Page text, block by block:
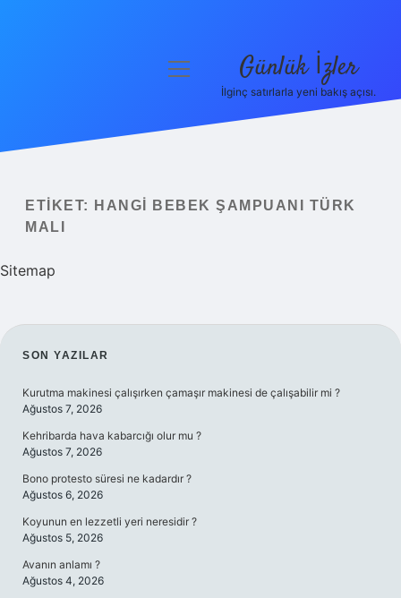
Yasal Uyarı
menüyü
Günlük İzler
İlginç satırlarla yeni bakış açısı.
ETIKET:
HANGI BEBEK ŞAMPUANI TÜRK
MALI
Sitemap
SIDEBAR
SON YAZILAR
Kurutma makinesi çalışırken çamaşır makinesi de çalışabilir mi ?
Ağustos 7, 2026
Kehribarda hava kabarcığı olur mu ?
Ağustos 7, 2026
Bono protesto süresi ne kadardır ?
Ağustos 6, 2026
Koyunun en lezzetli yeri neresidir ?
Ağustos 5, 2026
Avanın anlamı ?
Ağustos 4, 2026